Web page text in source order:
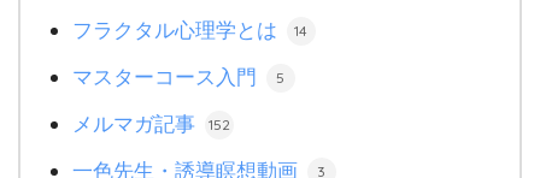
フラクタル心理学とは 14
マスターコース入門 5
メルマガ記事 152
一色先生・誘導瞑想動画 3